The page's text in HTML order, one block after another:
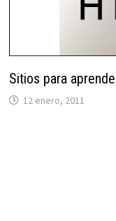
Sitios para
12 enero, 2011